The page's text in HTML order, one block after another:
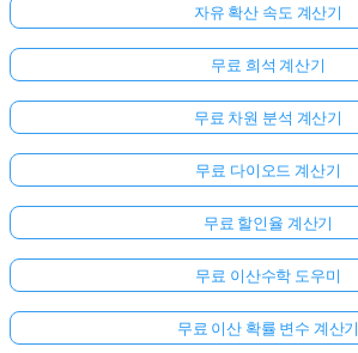
자유 확산 속도 계산기
무료 희석 계산기
무료 차원 분석 계산기
무료 다이오드 계산기
무료 할인율 계산기
무료 이산수학 도우미
무료 이산 확률 변수 계산기